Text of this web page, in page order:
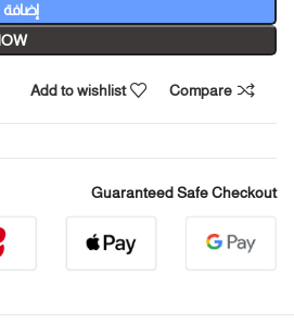
إضافة
Compare
Add to wishlist
Guaranteed Safe Checkout